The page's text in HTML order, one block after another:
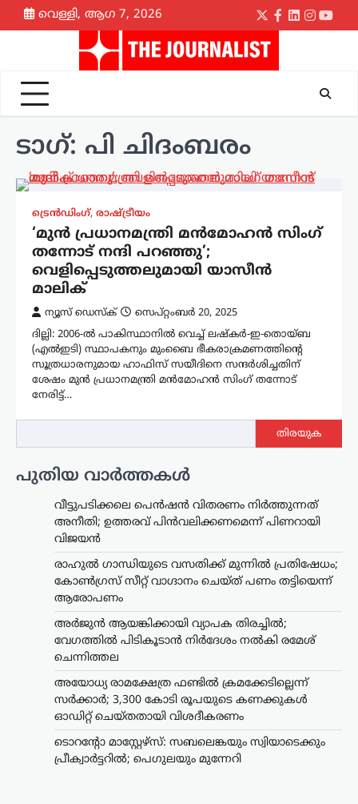
Skip
to
വെള്ളി, ആഗ 7, 2026
Twitter
Facebook
LinkedIn
ടാഗ്: പി ചിദംബരം
ട്രെൻഡിംഗ്, രാഷ്ട്രീയം
‘മുൻ പ്രധാനമന്ത്രി മൻമോഹൻ സിംഗ്
തന്നോട് നന്ദി പറഞ്ഞു’;
വെളിപ്പെടുത്തലുമായി യാസീൻ
മാലിക്
ന്യൂസ് ഡെസ്ക്
സെപ്റ്റംബർ 20, 2025
ദില്ലി: 2006-ൽ പാകിസ്ഥാനിൽ വെച്ച് ലഷ്കർ-ഇ-തൊയ്ബ
(എൽഇടി) സ്ഥാപകനും മുംബൈ ഭീകരാക്രമണത്തിന്റെ
സൂത്രധാരനുമായ ഹാഫിസ് സയീദിനെ സന്ദർശിച്ചതിന്
ശേഷം മുൻ പ്രധാനമന്ത്രി മൻമോഹൻ സിംഗ് തന്നോട്
നേരിട്ട്…
തിരയുക
പുതിയ വാർത്തകൾ
വീട്ടുപടിക്കലെ പെൻഷൻ വിതരണം നിർത്തുന്നത്
അനീതി; ഉത്തരവ് പിൻവലിക്കണമെന്ന് പിണറായി
വിജയൻ
രാഹുൽ ഗാന്ധിയുടെ വസതിക്ക് മുന്നിൽ പ്രതിഷേധം;
കോൺഗ്രസ് സീറ്റ് വാഗ്ദാനം ചെയ്ത് പണം തട്ടിയെന്ന്
ആരോപണം
അര്‍ജുന്‍ ആയങ്കിക്കായി വ്യാപക തിരച്ചില്‍;
വേഗത്തില്‍ പിടികൂടാന്‍ നിര്‍ദേശം നല്‍കി രമേശ്
ചെന്നിത്തല
അയോധ്യ രാമക്ഷേത്ര ഫണ്ടിൽ ക്രമക്കേടില്ലെന്ന്
സർക്കാർ; 3,300 കോടി രൂപയുടെ കണക്കുകൾ
ഓഡിറ്റ് ചെയ്തതായി വിശദീകരണം
ടൊറന്റോ മാസ്റ്റേഴ്സ്: സബലെങ്കയും സ്വിയാടെക്കും
പ്രീക്വാർട്ടറിൽ; പെഗുലയും മുന്നേറി